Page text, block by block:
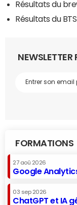
Résultats du
Résultats du
NEWSLETTER
FORMATIONS
27 aoû 2026
Google
03 sep 2026
ChatGPT et IA